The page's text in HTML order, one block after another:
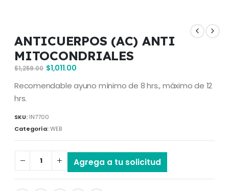
ANTICUERPOS (AC) ANTI
MITOCONDRIALES
$1,259.00 $1,011.00
Recomendable ayuno mínimo de 8 hrs., máximo de 12
hrs.
SKU: IN7700
Categoría:WEB
Agrega a tu solicitud